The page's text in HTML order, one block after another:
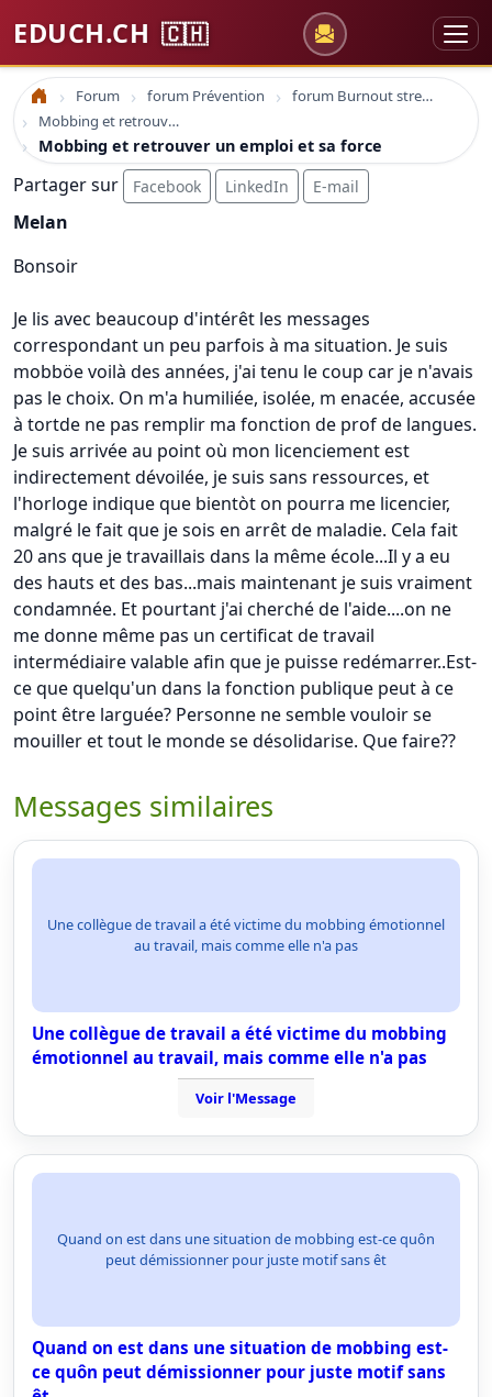
EDUCH.CH 🇨🇭
Accueil Forum forum Prévention
forum Burnout stress et dépression
Mobbing et retrouver un emploi et sa force
Mobbing et retrouver un emploi et sa force
Partager sur Facebook LinkedIn E-mail
Melan
Bonsoir
Je lis avec beaucoup d'intérêt les messages
correspondant un peu parfois à ma situation. Je suis
mobböe voilà des années, j'ai tenu le coup car je n'avais
pas le choix. On m'a humiliée, isolée, m enacée, accusée
à tortde ne pas remplir ma fonction de prof de langues.
Je suis arrivée au point où mon licenciement est
indirectement dévoilée, je suis sans ressources, et
l'horloge indique que bientòt on pourra me licencier,
malgré le fait que je sois en arrêt de maladie. Cela fait
20 ans que je travaillais dans la même école...Il y a eu
des hauts et des bas...mais maintenant je suis vraiment
condamnée. Et pourtant j'ai cherché de l'aide....on ne
me donne même pas un certificat de travail
intermédiaire valable afin que je puisse redémarrer..Est-
ce que quelqu'un dans la fonction publique peut à ce
point être larguée? Personne ne semble vouloir se
mouiller et tout le monde se désolidarise. Que faire??
Messages similaires
Une collègue de travail a été victime du mobbing émotionnel
au travail, mais comme elle n'a pas
Une collègue de travail a été victime du mobbing
émotionnel au travail, mais comme elle n'a pas
Voir l'Message
Quand on est dans une situation de mobbing est-ce quôn
peut démissionner pour juste motif sans êt
Quand on est dans une situation de mobbing est-
ce quôn peut démissionner pour juste motif sans